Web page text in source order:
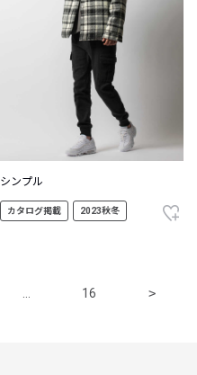
シンプル
カタログ掲載 2023秋冬
16 >